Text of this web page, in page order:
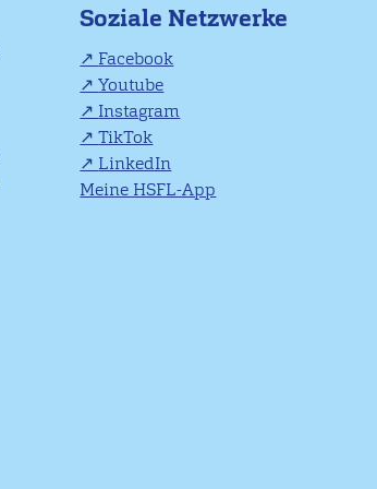
Soziale Netzwerke
Facebook
Youtube
Instagram
TikTok
LinkedIn
Meine HSFL-App